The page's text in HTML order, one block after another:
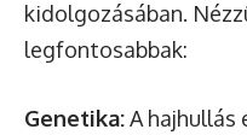
kidolgozásában.
legfontosabbak:
Genetika:A hajhullás